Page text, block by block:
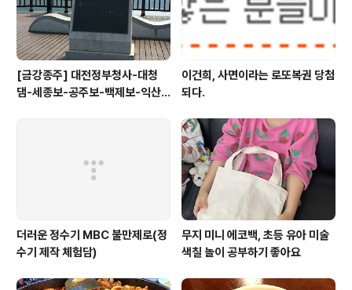
[금강종주] 대전정부청사-대청
댐-세종보-공주보-백제보-익산
이건희, 사면이라는 로또복권 당첨
되다.
더러운 정수기 MBC 불만제로(정
수기 제작 체험담)
무지 미니 에코백, 초등 유아 미술
색칠 놀이 공부하기 좋아요